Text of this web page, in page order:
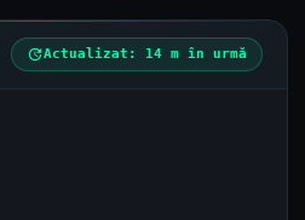
updateActualizat: 14 m în urmă